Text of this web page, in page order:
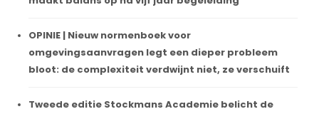
OPINIE | Nieuw normenboek voor
omgevingsaanvragen legt een dieper probleem
bloot: de complexiteit verdwijnt niet, ze verschuift
Tweede editie Stockmans Academie belicht de